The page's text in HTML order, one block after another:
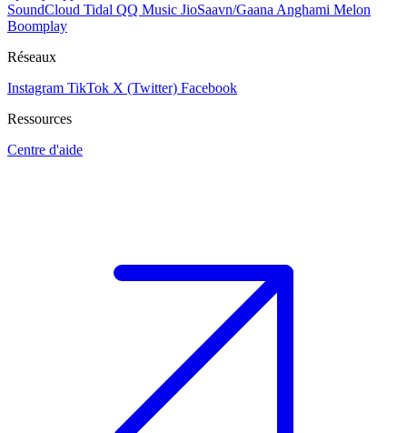
SoundCloud Tidal QQ Music JioSaavn/Gaana Anghami Melon
Boomplay
Réseaux
Instagram TikTok X (Twitter) Facebook
Ressources
Centre d'aide